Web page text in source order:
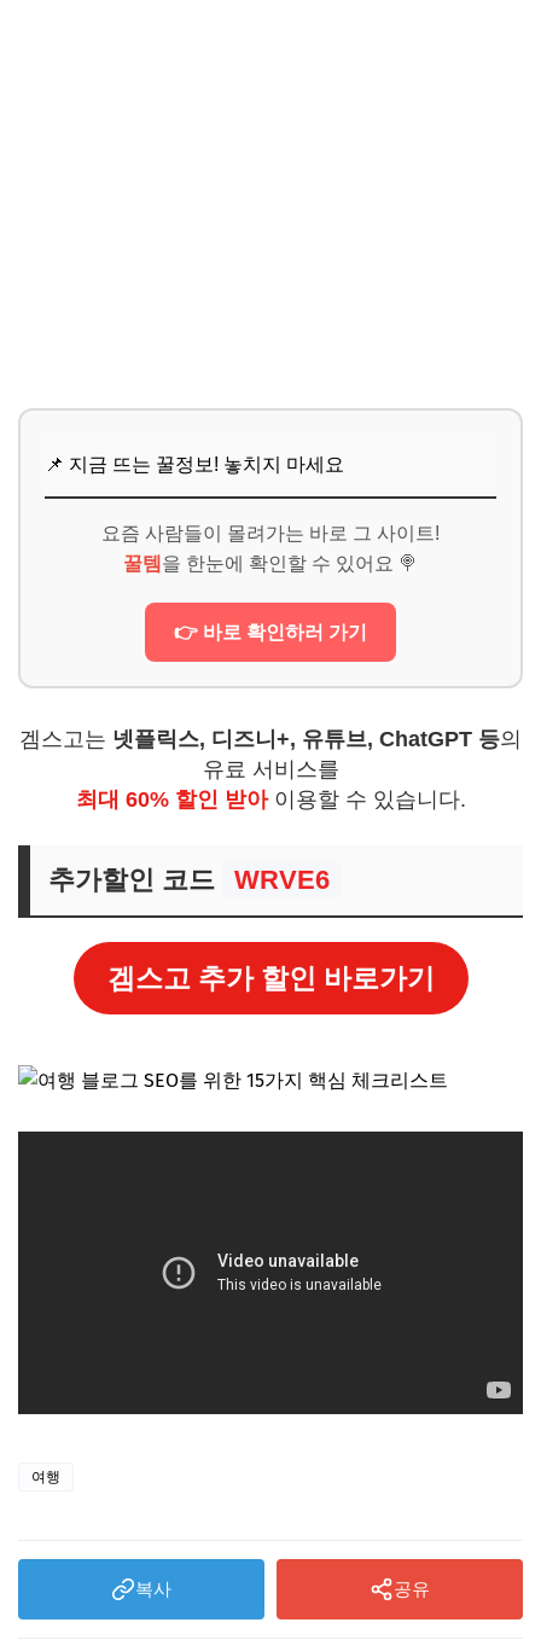
📌 지금 뜨는 꿀정보! 놓치지 마세요
요즘 사람들이 몰려가는 바로 그 사이트!
꿀템 을 한눈에 확인할 수 있어요 🍭
👉 바로 확인하러 가기
겜스고는 넷플릭스, 디즈니+, 유튜브, ChatGPT 등의
유료 서비스를
최대 60% 할인 받아이용할 수 있습니다.
추가할인 코드 WRVE6
겜스고 추가 할인 바로가기
여행
복사 공유